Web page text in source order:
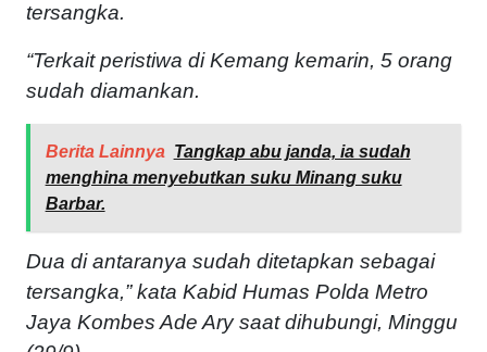
tersangka.
“Terkait peristiwa di Kemang kemarin, 5 orang
sudah diamankan.
Berita Lainnya Tangkap abu janda, ia sudah
menghina menyebutkan suku Minang suku
Barbar.
Dua di antaranya sudah ditetapkan sebagai
tersangka,” kata Kabid Humas Polda Metro
Jaya Kombes Ade Ary saat dihubungi, Minggu